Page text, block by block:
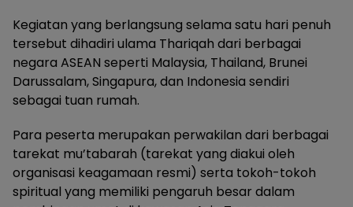
Kegiatan yang berlangsung selama satu hari penuh
tersebut dihadiri ulama Thariqah dari berbagai
negara ASEAN seperti Malaysia, Thailand, Brunei
Darussalam, Singapura, dan Indonesia sendiri
sebagai tuan rumah.
Para peserta merupakan perwakilan dari berbagai
tarekat mu’tabarah (tarekat yang diakui oleh
organisasi keagamaan resmi) serta tokoh-tokoh
spiritual yang memiliki pengaruh besar dalam